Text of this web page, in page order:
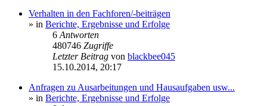
Verhalten in den Fachforen/-beiträgen
» in Berichte, Ergebnisse und Erfolge
6 Antworten
480746 Zugriffe
Letzter Beitrag von blackbee045
15.10.2014, 20:17
Anfragen zu Ausarbeitungen und Hausaufgaben usw...
» in Berichte, Ergebnisse und Erfolge